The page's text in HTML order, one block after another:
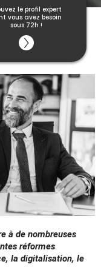
le profil expert
vous avez besoin
sous 72h !
à de nombreuses
réformes
la digitalisation, le
? Découvrez
ici